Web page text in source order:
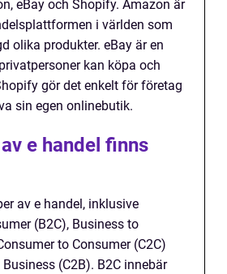
eBay och Shopify. Amazon är
i världen som
olika produkter. eBay är en
kan köpa och
gör det enkelt för företag
sin egen onlinebutik.
e handel finns
av e handel, inklusive
(B2C), Business to
to Consumer (C2C)
(C2B). B2C innebär